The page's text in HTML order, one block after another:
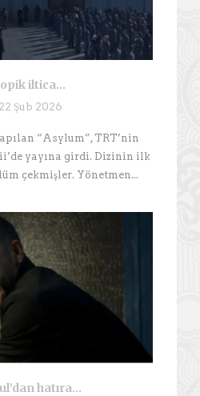
iltica…
22 Şub 2026
“Asylum”, TRT’nin
yayına girdi. Dizinin ilk
çekmişler. Yönetmen...
hatıra…